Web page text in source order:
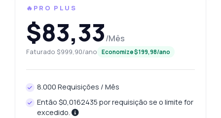
🔥PRO PLUS
$83,33/Mês
Faturado $999,90/ano Economize $199,98/ano
8.000 Requisições / Mês
Então $0,0162435 por requisição se o limite for
excedido.